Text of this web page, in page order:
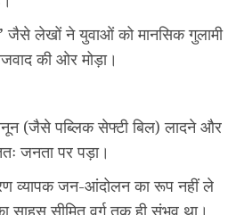
जैसे लेखों ने युवाओं को मानसिक गुलामी
की ओर मोड़ा।
(जैसे पब्लिक सेफ्टी बिल) लादने और
जनता पर पड़ा।
व्यापक जन-आंदोलन का रूप नहीं ले
सीमित वर्ग तक ही संभव था।